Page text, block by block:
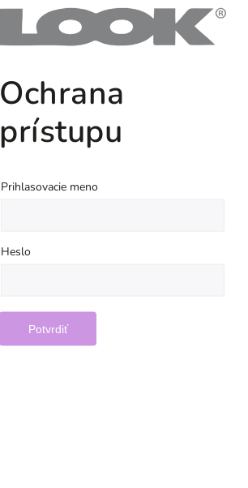
Ochrana
prístupu
Prihlasovacie meno
Heslo
Potvrdiť